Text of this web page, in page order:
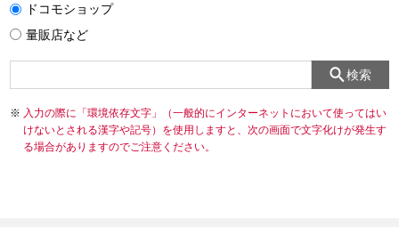
ドコモショップ
量販店など
検索
入力の際に「環境依存文字」（一般的にインターネットにおいて使ってはい
けないとされる漢字や記号）を使用しますと、次の画面で文字化けが発生す
る場合がありますのでご注意ください。